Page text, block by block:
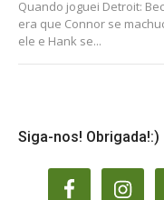
Quando joguei Detroit:
era que Connor se
ele e Hank se...
Siga-nos! Obrigada!:)